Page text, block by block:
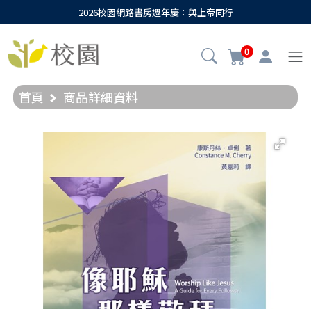
2026校園網路書房週年慶：與上帝同行
0
首頁 商品詳細資料